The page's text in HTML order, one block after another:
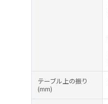
テーブル上の振り
(mm)